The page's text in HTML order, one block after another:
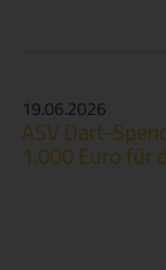
19.06.2026
ASV Dart-
1.000 Euro für